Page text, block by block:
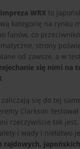
WRX to
kategorię na rynku
fanów, co
strony
od zawsze, a w
się nimi na
się do tej
Clarkson
rzeczywiście tak
i wady i
rajdowych,